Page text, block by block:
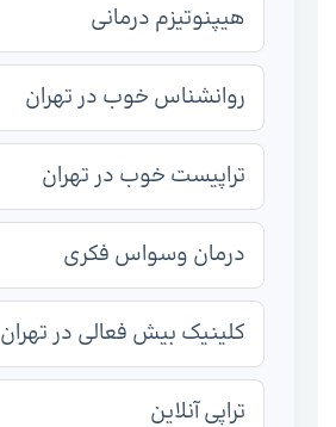
هیپنوتیزم درمانی
روانشناس خوب در تهران
تراپیست خوب در تهران
درمان وسواس فکری
کلینیک بیش فعالی در تهران
تراپی آنلاین